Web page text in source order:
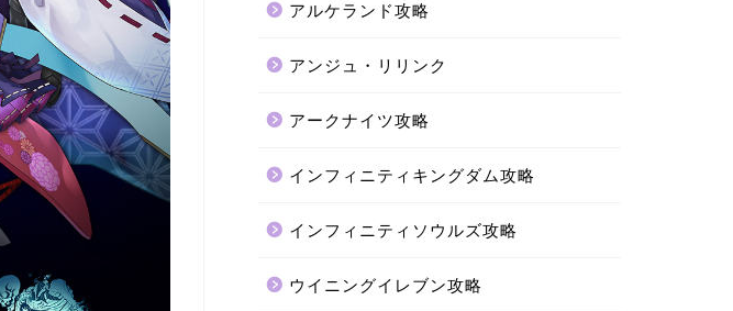
アルケランド攻略
アンジュ・リリンク
アークナイツ攻略
インフィニティキングダム攻略
インフィニティソウルズ攻略
ウイニングイレブン攻略